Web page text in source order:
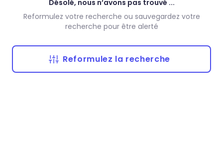
Désolé, nous n’avons pas trouvé ...
Reformulez votre recherche ou sauvegardez votre
recherche pour être alerté
Reformulez la recherche